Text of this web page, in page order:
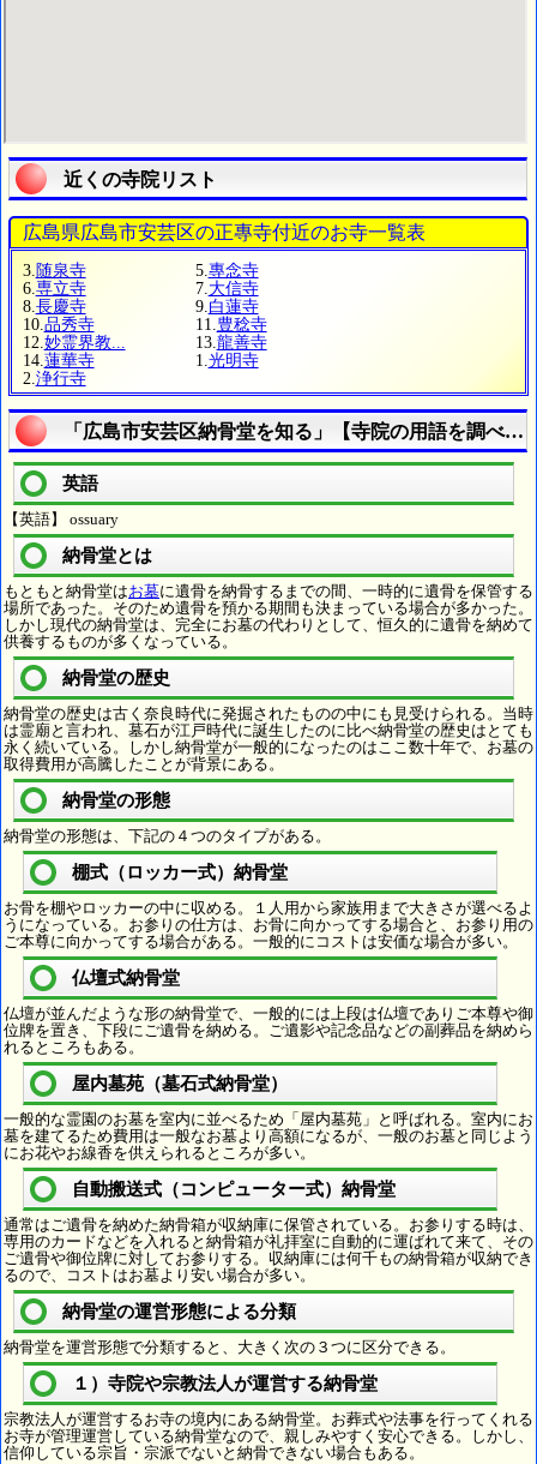
近くの寺院リスト
広島県広島市安芸区の正專寺付近のお寺一覧表
3. 随泉寺 5. 專念寺
6. 専立寺 7. 大信寺
8. 長慶寺 9. 白蓮寺
10. 品秀寺 11. 豊稔寺
12. 妙霊界教... 13. 龍善寺
14. 蓮華寺 1. 光明寺
2. 浄行寺
「広島市安芸区納骨堂を知る」【寺院の用語を調べる
英語
【英語】 ossuary
納骨堂とは
もともと納骨堂はお墓に遺骨を納骨するまでの間、一時的に遺骨を保管する
場所であった。そのため遺骨を預かる期間も決まっている場合が多かった。
しかし現代の納骨堂は、完全にお墓の代わりとして、恒久的に遺骨を納めて
供養するものが多くなっている。
納骨堂の歴史
納骨堂の歴史は古く奈良時代に発掘されたものの中にも見受けられる。当時
は霊廟と言われ、墓石が江戸時代に誕生したのに比べ納骨堂の歴史はとても
永く続いている。しかし納骨堂が一般的になったのはここ数十年で、お墓の
取得費用が高騰したことが背景にある。
納骨堂の形態
納骨堂の形態は、下記の４つのタイプがある。
棚式（ロッカー式）納骨堂
お骨を棚やロッカーの中に収める。１人用から家族用まで大きさが選べるよ
うになっている。お参りの仕方は、お骨に向かってする場合と、お参り用の
ご本尊に向かってする場合がある。一般的にコストは安価な場合が多い。
仏壇式納骨堂
仏壇が並んだような形の納骨堂で、一般的には上段は仏壇でありご本尊や御
位牌を置き、下段にご遺骨を納める。ご遺影や記念品などの副葬品を納めら
れるところもある。
屋内墓苑（墓石式納骨堂）
一般的な霊園のお墓を室内に並べるため「屋内墓苑」と呼ばれる。室内にお
墓を建てるため費用は一般なお墓より高額になるが、一般のお墓と同じよう
にお花やお線香を供えられるところが多い。
自動搬送式（コンピューター式）納骨堂
通常はご遺骨を納めた納骨箱が収納庫に保管されている。お参りする時は、
専用のカードなどを入れると納骨箱が礼拝室に自動的に運ばれて来て、その
ご遺骨や御位牌に対してお参りする。収納庫には何千もの納骨箱が収納でき
るので、コストはお墓より安い場合が多い。
納骨堂の運営形態による分類
納骨堂を運営形態で分類すると、大きく次の３つに区分できる。
１）寺院や宗教法人が運営する納骨堂
宗教法人が運営するお寺の境内にある納骨堂。お葬式や法事を行ってくれる
お寺が管理運営している納骨堂なので、親しみやすく安心できる。しかし、
信仰している宗旨・宗派でないと納骨できない場合もある。